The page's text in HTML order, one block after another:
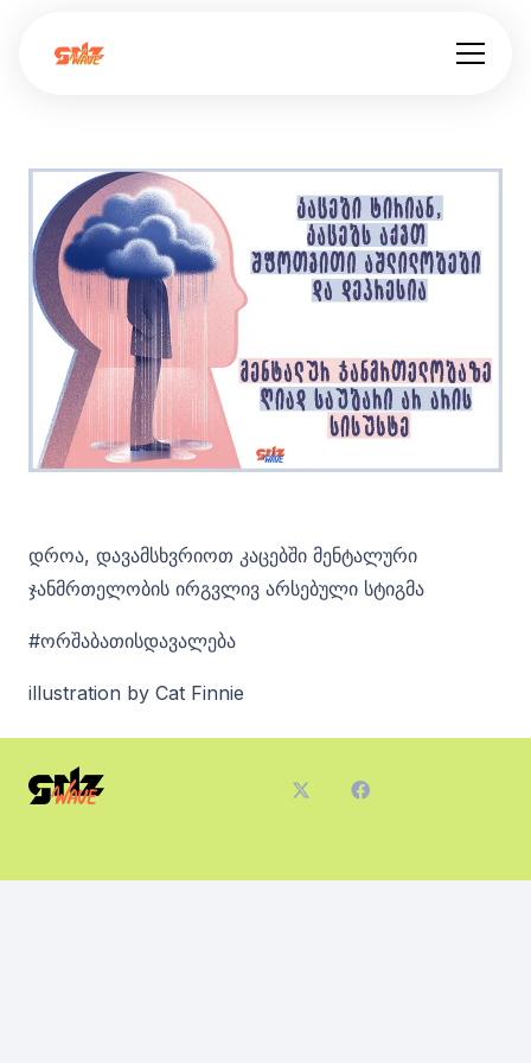
დროა, დავამსხვრიოთ კაცებში მენტალური
ჯანმრთელობის ირგვლივ არსებული სტიგმა
#ორშაბათისდავალება
illustration by Cat Finnie